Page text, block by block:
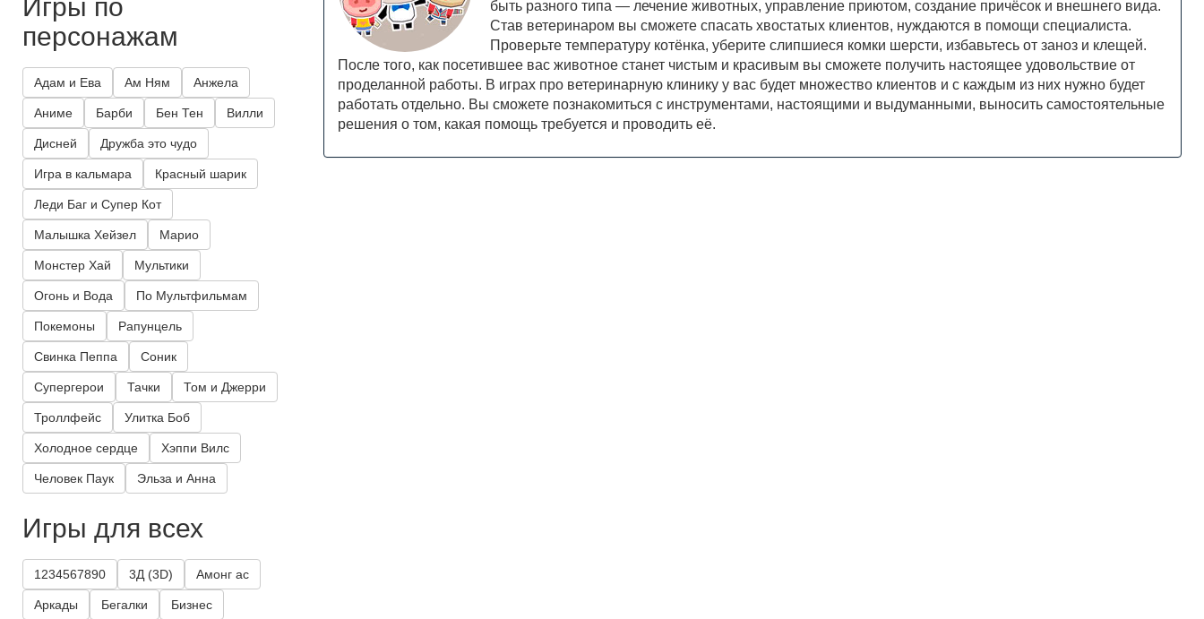
быть разного типа — лечение животных, управление приютом, создание причёсок и внешнего вида.
Став ветеринаром вы сможете спасать хвостатых клиентов, нуждаются в помощи специалиста.
Проверьте температуру котёнка, уберите слипшиеся комки шерсти, избавьтесь от заноз и клещей.
После того, как посетившее вас животное станет чистым и красивым вы сможете получить настоящее удовольствие от
проделанной работы. В играх про ветеринарную клинику у вас будет множество клиентов и с каждым из них нужно будет
работать отдельно. Вы сможете познакомиться с инструментами, настоящими и выдуманными, выносить самостоятельные
решения о том, какая помощь требуется и проводить её.
персонажам
Адам и Ева Ам Ням Анжела
Аниме Барби Бен Тен Вилли
Дисней Дружба это чудо
Игра в кальмара Красный шарик
Леди Баг и Супер Кот
Малышка Хейзел Марио
Монстер Хай Мультики
Огонь и Вода По Мультфильмам
Покемоны Рапунцель
Свинка Пеппа Соник
Супергерои Тачки Том и Джерри
Троллфейс Улитка Боб
Холодное сердце Хэппи Вилс
Человек Паук Эльза и Анна
Игры для всех
1234567890 3Д (3D) Амонг ас
Аркады Бегалки Бизнес